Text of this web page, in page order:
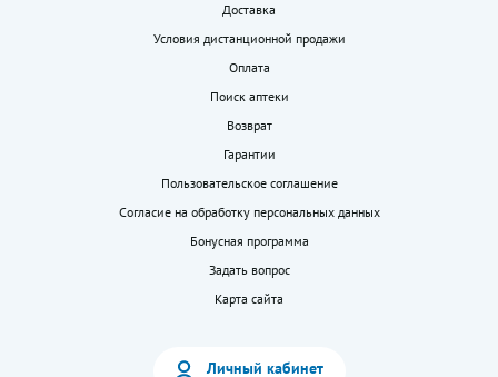
Доставка
Условия дистанционной продажи
Оплата
Поиск аптеки
Возврат
Гарантии
Пользовательское соглашение
Согласие на обработку персональных данных
Бонусная программа
Задать вопрос
Карта сайта
Личный кабинет